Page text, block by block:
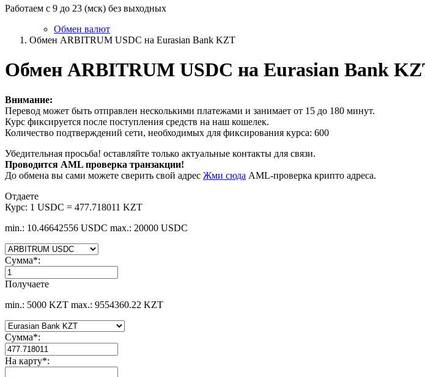
Работаем с 9 до 23 (мск) без выходных
Обмен валют
Обмен ARBITRUM USDC на Eurasian Bank KZT
Обмен ARBITRUM USDC на Eurasian Bank
Внимание:
Перевод может быть отправлен несколькими платежами и занимает от 15 до 180 минут.
Курс фиксируется после поступления средств на наш кошелек.
Количество подтверждений сети, необходимых для фиксирования курса: 600
Убедительная просьба! оставляйте только актуальные контакты для связи.
Проводится AML проверка транзакции!
До обмена вы сами можете сверить свой адрес Жми сюда AML-проверка крипто адреса.
Отдаете
Курс: 1 USDC = 477.718011 KZT
min.: 10.46642556 USDC max.: 20000 USDC
Сумма*:
Получаете
min.: 5000 KZT max.: 9554360.22 KZT
Сумма*:
На карту*: